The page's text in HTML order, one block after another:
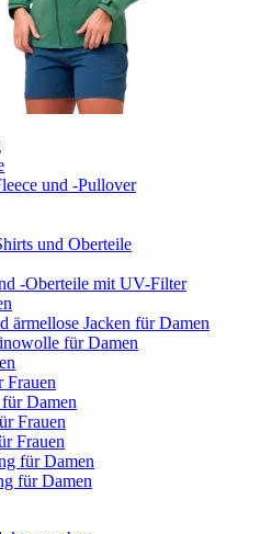
und -Pullover
und Oberteile
-Oberteile mit UV-Filter
ärmellose Jacken für Damen
für Damen
Frauen
Damen
Frauen
Frauen
für Damen
für Damen